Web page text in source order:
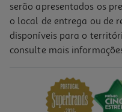
serão apresentados os
o local de entrega ou de
disponíveis para o
consulte mais